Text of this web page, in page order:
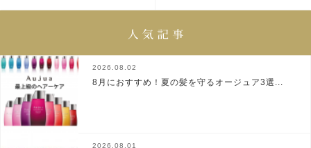
2026.08.02
8月におすすめ！夏の髪を守るオージュア3選...
2026.08.01